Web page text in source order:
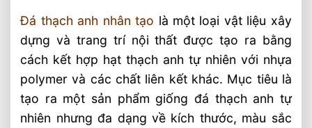
Đá thạch anh nhân tạo là một loại vật liệu xây
dựng và trang trí nội thất được tạo ra bằng
cách kết hợp hạt thạch anh tự nhiên với nhựa
polymer và các chất liên kết khác. Mục tiêu là
tạo ra một sản phẩm giống đá thạch anh tự
nhiên nhưng đa dạng về kích thước, màu sắc